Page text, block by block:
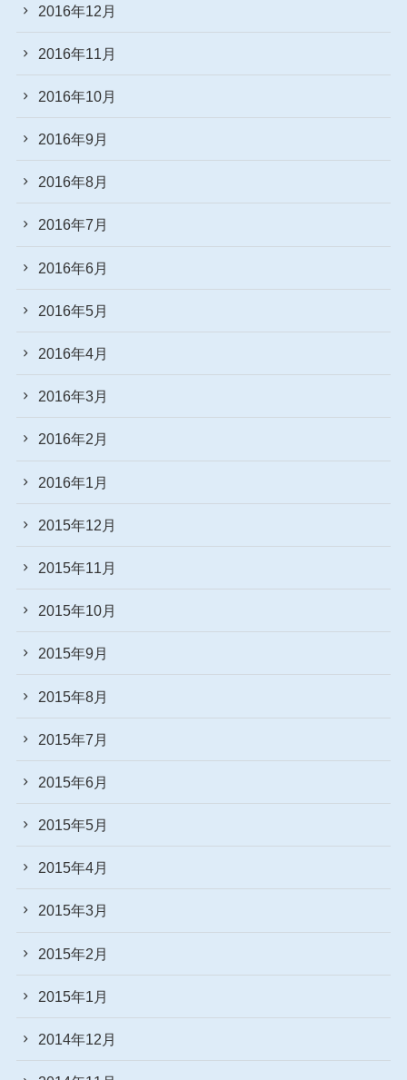
2016年12月
2016年11月
2016年10月
2016年9月
2016年8月
2016年7月
2016年6月
2016年5月
2016年4月
2016年3月
2016年2月
2016年1月
2015年12月
2015年11月
2015年10月
2015年9月
2015年8月
2015年7月
2015年6月
2015年5月
2015年4月
2015年3月
2015年2月
2015年1月
2014年12月